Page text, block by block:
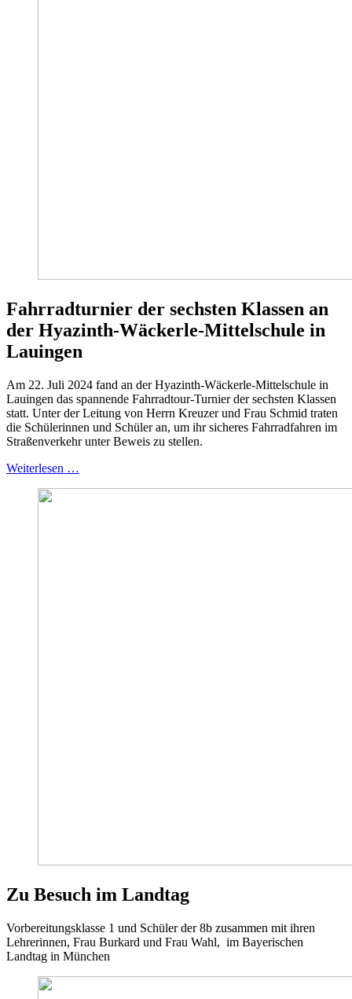
Fahrradturnier der sechsten Klassen an
der Hyazinth-Wäckerle-Mittelschule in
Lauingen
Am 22. Juli 2024 fand an der Hyazinth-Wäckerle-Mittelschule in
Lauingen das spannende Fahrradtour-Turnier der sechsten Klassen
statt. Unter der Leitung von Herrn Kreuzer und Frau Schmid traten
die Schülerinnen und Schüler an, um ihr sicheres Fahrradfahren im
Straßenverkehr unter Beweis zu stellen.
Weiterlesen …
Zu Besuch im Landtag
Vorbereitungsklasse 1 und Schüler der 8b zusammen mit ihren
Lehrerinnen, Frau Burkard und Frau Wahl, im Bayerischen
Landtag in München